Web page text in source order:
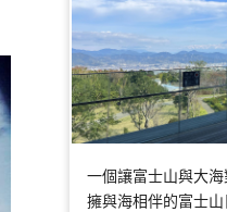
一個讓富士山與大
擁與海相伴的富士